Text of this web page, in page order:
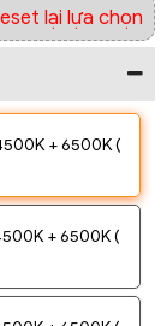
+ 4500K +
+ 6500K (
+ 6500K (
lại lựa chọn